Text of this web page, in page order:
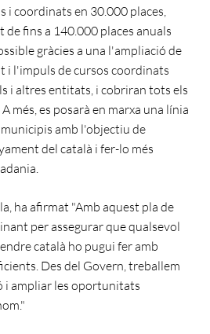
i coordinats en 30.000 places,
fins a 140.000 places anuals
gràcies a una l'ampliació de
i l'impuls de cursos coordinats
i altres entitats, i cobriran tots els
més, es posarà en marxa una línia
amb l'objectiu de
del català i fer-lo més
ha afirmat "Amb aquest pla de
per assegurar que qualsevol
català ho pugui fer amb
Des del Govern, treballem
i ampliar les oportunitats